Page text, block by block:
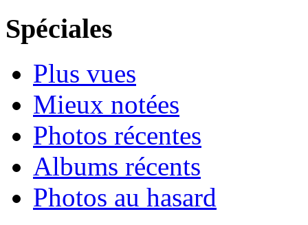
Spéciales
Plus vues
Mieux notées
Photos récentes
Albums récents
Photos au hasard